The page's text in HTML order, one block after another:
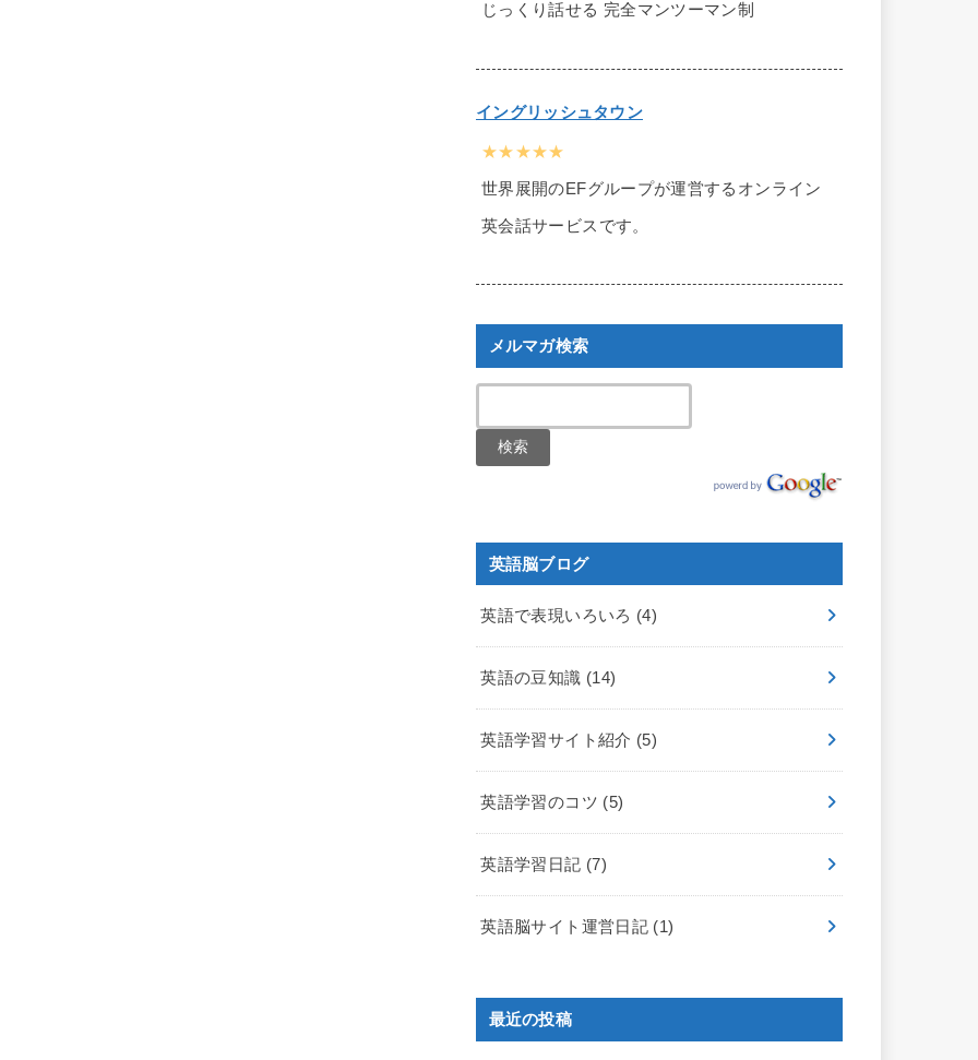
じっくり話せる 完全マンツーマン制
イングリッシュタウン
★★★★★
世界展開のEFグループが運営するオンライン
英会話サービスです。
メルマガ検索
英語脳ブログ
英語で表現いろいろ (4)
英語の豆知識 (14)
英語学習サイト紹介 (5)
英語学習のコツ (5)
英語学習日記 (7)
英語脳サイト運営日記 (1)
最近の投稿